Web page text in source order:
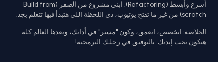
أسرع وأبسط (Refactoring). ابني مشروع من الصفر (Build from
scratch) من غير ما تفتح يوتيوب، دي اللحظة اللي هتبدأ فيها تتعلم بجد.
الخلاصة: اتخصص، اتعمق، وكون "مستر" في أداتك، وبعدها العالم كله
هيكون تحت إيديك. بالتوفيق في رحلتك البرمجية!